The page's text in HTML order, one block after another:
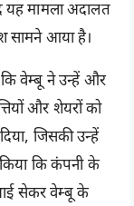
यह मामला अदालत
आया है।
कि वेम्बू ने उन्हें और
और शेयरों को
जिसकी उन्हें
किया कि कंपनी के
सेकर वेम्बू के